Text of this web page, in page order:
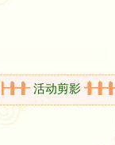
活动剪影